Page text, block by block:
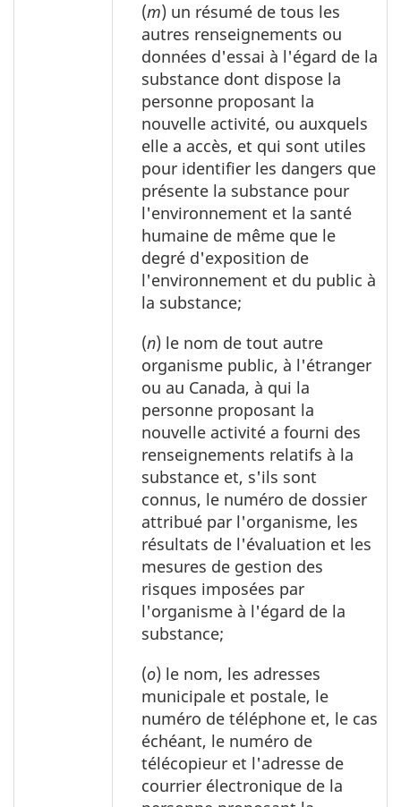
(m) un résumé de tous les
autres renseignements ou
données d'essai à l'égard de la
substance dont dispose la
personne proposant la
nouvelle activité, ou auxquels
elle a accès, et qui sont utiles
pour identifier les dangers que
présente la substance pour
l'environnement et la santé
humaine de même que le
degré d'exposition de
l'environnement et du public à
la substance;
(n) le nom de tout autre
organisme public, à l'étranger
ou au Canada, à qui la
personne proposant la
nouvelle activité a fourni des
renseignements relatifs à la
substance et, s'ils sont
connus, le numéro de dossier
attribué par l'organisme, les
résultats de l'évaluation et les
mesures de gestion des
risques imposées par
l'organisme à l'égard de la
substance;
(o) le nom, les adresses
municipale et postale, le
numéro de téléphone et, le cas
échéant, le numéro de
télécopieur et l'adresse de
courrier électronique de la